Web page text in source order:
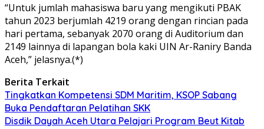
“Untuk jumlah mahasiswa baru yang mengikuti PBAK
tahun 2023 berjumlah 4219 orang dengan rincian pada
hari pertama, sebanyak 2070 orang di Auditorium dan
2149 lainnya di lapangan bola kaki UIN Ar-Raniry Banda
Aceh,” jelasnya.(*)
Berita Terkait
Tingkatkan Kompetensi SDM Maritim, KSOP Sabang
Buka Pendaftaran Pelatihan SKK
Disdik Dayah Aceh Utara Pelajari Program Beut Kitab